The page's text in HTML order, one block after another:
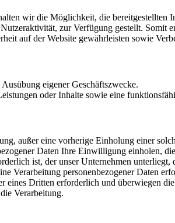
wir die Möglichkeit, die
zur Verfügung gestellt. Somit
auf der Website gewährleisten sowie
eigener Geschäftszwecke.
oder Inhalte sowie eine
außer eine vorherige Einholung einer
Daten Ihre Einwilligung einholen,
ist, der unser Unternehmen
Verarbeitung personenbezogener Daten
eines Dritten erforderlich und überwiegen
Verarbeitung.